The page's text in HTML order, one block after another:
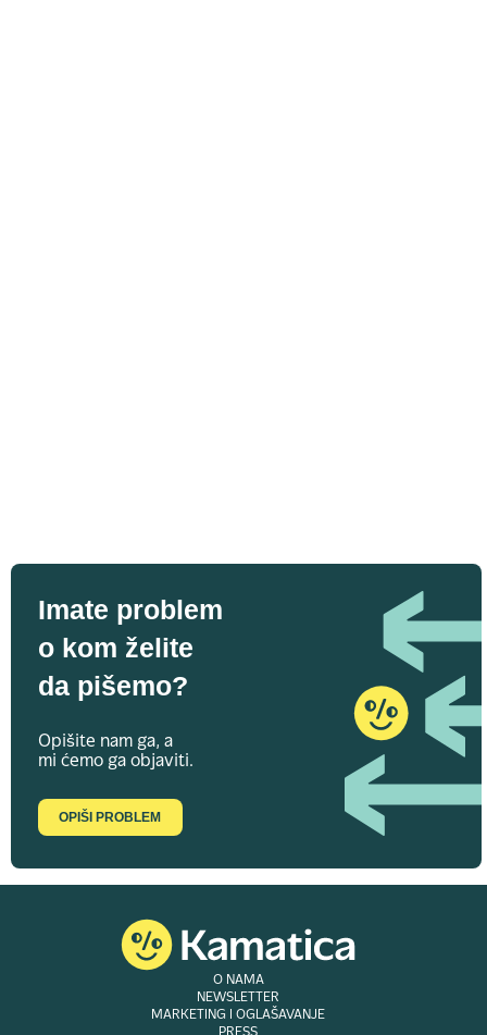
Imate problem
o kom želite
da pišemo?
Opišite nam ga, a
mi ćemo ga objaviti.
OPIŠI PROBLEM
O NAMA
NEWSLETTER
MARKETING I OGLAŠAVANJE